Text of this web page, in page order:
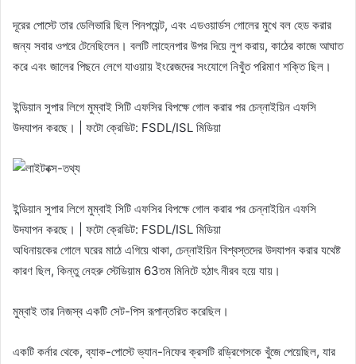
দূরের পোস্টে তার ডেলিভারি ছিল পিনপয়েন্ট, এবং এডওয়ার্ডস গোলের মুখে বল হেড করার
জন্য সবার ওপরে টেনেছিলেন। বলটি লাহেনপার উপর দিয়ে লুপ করায়, কাঠের কাজে আঘাত
করে এবং জালের পিছনে লেগে যাওয়ায় ইংরেজদের সংযোগে নিখুঁত পরিমাণ শক্তি ছিল।
ইন্ডিয়ান সুপার লিগে মুম্বাই সিটি এফসির বিপক্ষে গোল করার পর চেন্নাইয়িন এফসি
উদযাপন করছে। | ফটো ক্রেডিট: FSDL/ISL মিডিয়া
ইন্ডিয়ান সুপার লিগে মুম্বাই সিটি এফসির বিপক্ষে গোল করার পর চেন্নাইয়িন এফসি
উদযাপন করছে। | ফটো ক্রেডিট: FSDL/ISL মিডিয়া
অধিনায়কের গোলে ঘরের মাঠে এগিয়ে থাকা, চেন্নাইয়িন বিশ্বস্তদের উদযাপন করার যথেষ্ট
কারণ ছিল, কিন্তু নেহরু স্টেডিয়াম 63তম মিনিটে হঠাৎ নীরব হয়ে যায়।
মুম্বাই তার নিজস্ব একটি সেট-পিস রূপান্তরিত করেছিল।
একটি কর্নার থেকে, ব্যাক-পোস্টে ভ্যান-নিফের ক্রসটি রড্রিগেসকে খুঁজে পেয়েছিল, যার